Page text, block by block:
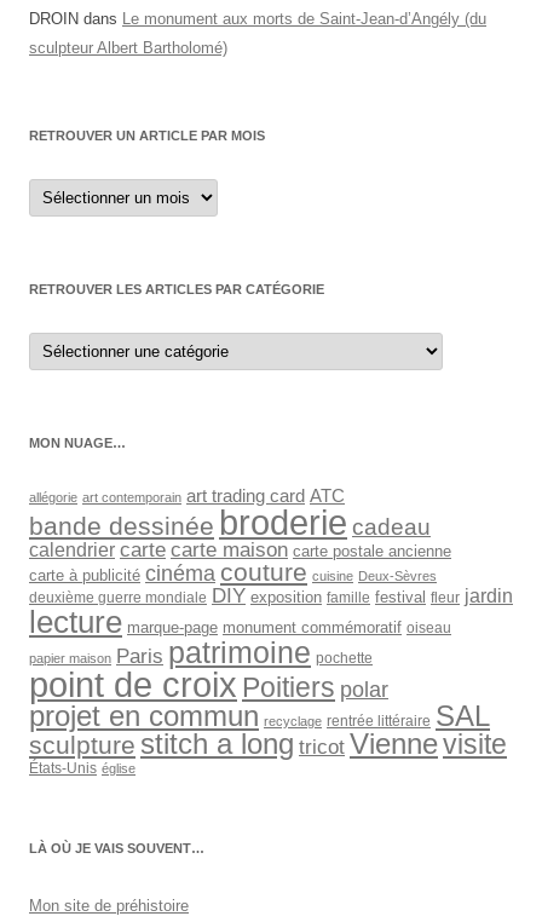
DROIN dans Le monument aux morts de Saint-Jean-d’Angély (du
sculpteur Albert Bartholomé)
RETROUVER UN ARTICLE PAR MOIS
Retrouver
un
article
RETROUVER LES ARTICLES PAR CATÉGORIE
Retrouver
les
articles
MON NUAGE…
allégorie art contemporain art trading card ATC
bande dessinée broderie cadeau
calendrier carte carte maison carte postale ancienne
carte à publicité cinéma couture cuisine Deux-Sèvres
deuxième guerre mondiale DIY exposition famille festival fleur jardin
lecture marque-page monument commémoratif oiseau
papier maison Paris patrimoine pochette
point de croix Poitiers polar
projet en commun recyclage rentrée littéraire SAL
sculpture stitch a long tricot Viennevisite
États-Unis église
LÀ OÙ JE VAIS SOUVENT…
Mon site de préhistoire